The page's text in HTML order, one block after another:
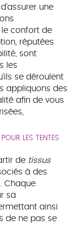
une
confort de
réputées
sont
les
se déroulent
appliquons des
afin de vous
LES TENTES
de tissus
à des
Chaque
sa
ainsi
de ne pas se